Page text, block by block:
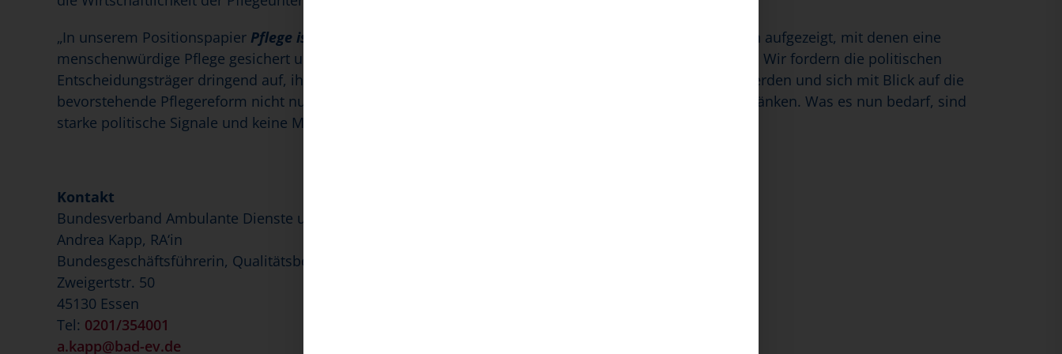
„In unserem Positionspapier Pflege ist in Not! Jetzt handeln!
haben wir der Politik Wege und Maßnahmen aufgezeigt, mit denen eine
menschenwürdige Pflege gesichert und eine zukunftssichere Pflegeinfrastruktur geschaffen werden kann. Wir fordern die politischen
Entscheidungsträger dringend auf, ihre Denkverbote aufzugeben, sich ihrer Verantwortung bewusst zu werden und sich mit Blick auf die
bevorstehende Pflegereform nicht nur auf die Arbeitsergebnisse der Bund-Länder-Kommission zu beschränken. Was es nun bedarf, sind
starke politische Signale und keine Minimalkompromisse!“, mahnt Kapp.
Kontakt
Bundesverband Ambulante Dienste und Stationäre Einrichtungen (bad) e.V.
Andrea Kapp, RA‘in
Bundesgeschäftsführerin, Qualitätsbeauftragte (TÜV)
Zweigertstr. 50
45130 Essen
Tel: 0201/354001
a.kapp@bad-ev.de